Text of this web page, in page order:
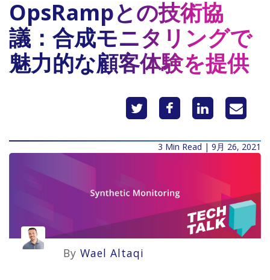
OpsRampとの技術協
議：合成モニタリングで
魅力的な顧客体験を提供
3 Min Read | 9月 26, 2021
By Wael Altaqi